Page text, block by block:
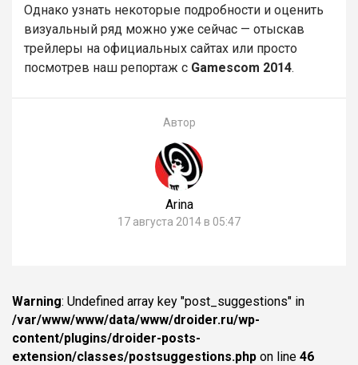
Однако узнать некоторые подробности и оценить
визуальный ряд можно уже сейчас — отыскав
трейлеры на официальных сайтах или просто
посмотрев наш репортаж с Gamescom 2014.
Автор
Arina
17 августа 2014 в 05:47
Warning: Undefined array key "post_suggestions" in
/var/www/www/data/www/droider.ru/wp-
content/plugins/droider-posts-
extension/classes/postsuggestions.php on line 46